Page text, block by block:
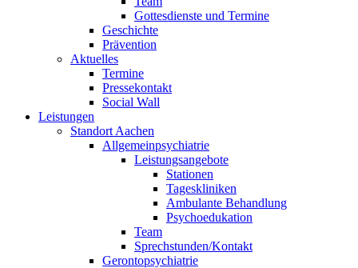
Gottesdienste und Termine
Geschichte
Prävention
Aktuelles
Termine
Pressekontakt
Social Wall
Leistungen
Standort Aachen
Allgemeinpsychiatrie
Leistungsangebote
Stationen
Tageskliniken
Ambulante Behandlung
Psychoedukation
Team
Sprechstunden/Kontakt
Gerontopsychiatrie